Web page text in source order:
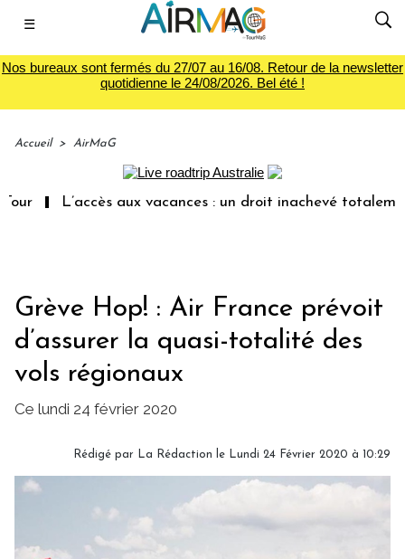
☰
Nos bureaux sont fermés du 27/07 au 16/08. Retour de la newsletter
quotidienne le 24/08/2026. Bel été !
Accueil > AirMaG
L’accès aux vacances : un droit inachevé totalement
Grève Hop! : Air France prévoit
d’assurer la quasi-totalité des
vols régionaux
Ce lundi 24 février 2020
Rédigé par La Rédaction le Lundi 24 Février 2020 à 10:29